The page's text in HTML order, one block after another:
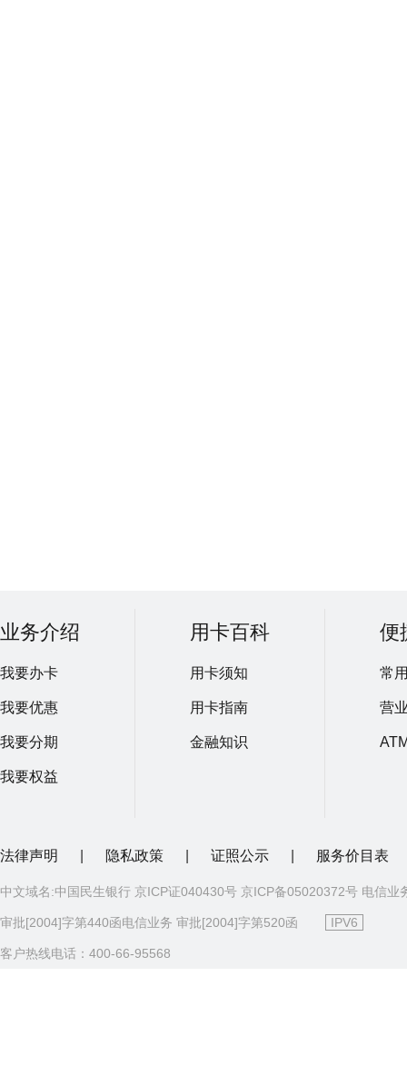
业务介绍
我要办卡
我要优惠
我要分期
我要权益
用卡百科
用卡须知
用卡指南
金融知识
便
常
营
法律声明 隐私政策 证照公示 服务价目表
中文域名:中国民生银行 京ICP证040430号 京ICP备05020372号 电信业
审批[2004]字第440函电信业务 审批[2004]字第520函 IPV6
客户热线电话：400-66-95568